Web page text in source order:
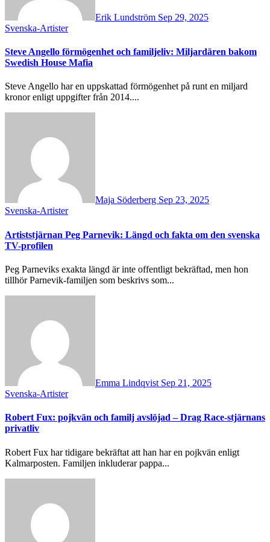
Erik Lundström Sep 29, 2025
Svenska-Artister
Steve Angello förmögenhet och familjeliv: Miljardären bakom
Swedish House Mafia
Steve Angello har en uppskattad förmögenhet på runt en miljard
kronor enligt uppgifter från 2014....
Maja Söderberg Sep 23, 2025
Svenska-Artister
Artiststjärnan Peg Parnevik: Längd och fakta om den svenska
TV-profilen
Peg Parneviks exakta längd är inte offentligt bekräftad, men hon
tillhör Parnevik-familjen som beskrivs som...
Emma Lindqvist Sep 21, 2025
Svenska-Artister
Robert Fux: pojkvän och familj avslöjad – Drag Race-stjärnans
privatliv
Robert Fux har tidigare bekräftat att han har en pojkvän enligt
Kalmarposten. Familjen inkluderar pappa...